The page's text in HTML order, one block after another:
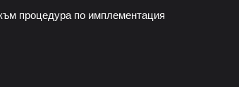
процедура по имплементация